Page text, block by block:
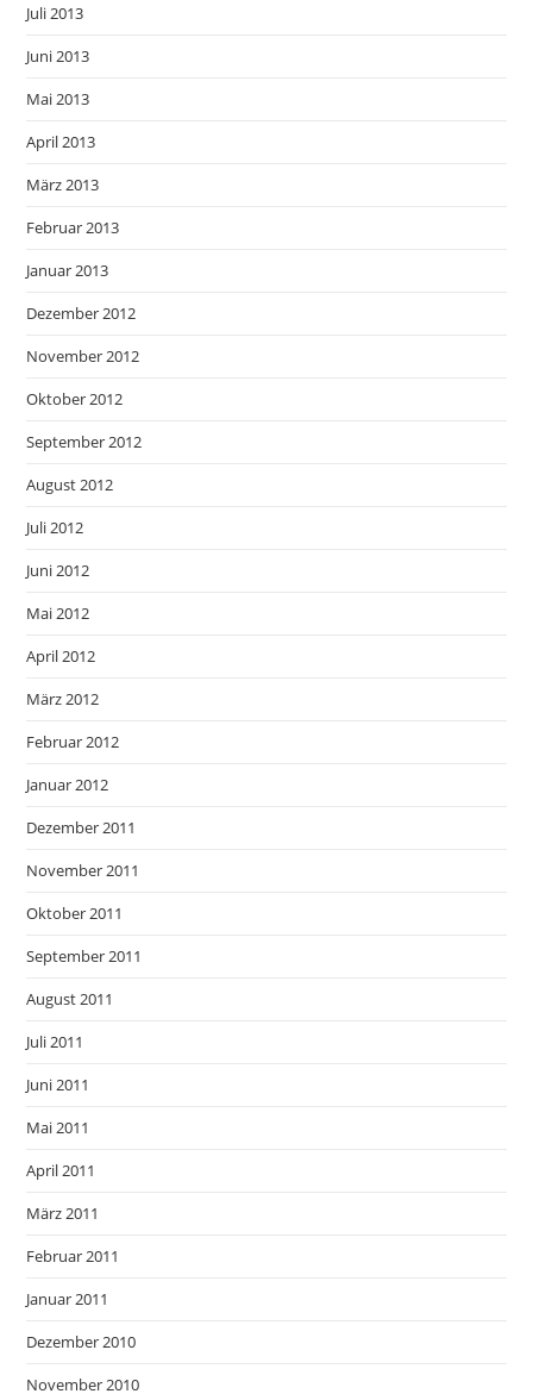
Juli 2013
Juni 2013
Mai 2013
April 2013
März 2013
Februar 2013
Januar 2013
Dezember 2012
November 2012
Oktober 2012
September 2012
August 2012
Juli 2012
Juni 2012
Mai 2012
April 2012
März 2012
Februar 2012
Januar 2012
Dezember 2011
November 2011
Oktober 2011
September 2011
August 2011
Juli 2011
Juni 2011
Mai 2011
April 2011
März 2011
Februar 2011
Januar 2011
Dezember 2010
November 2010